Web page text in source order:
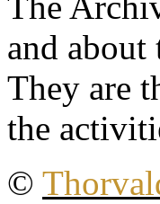
and about
They are
the
©